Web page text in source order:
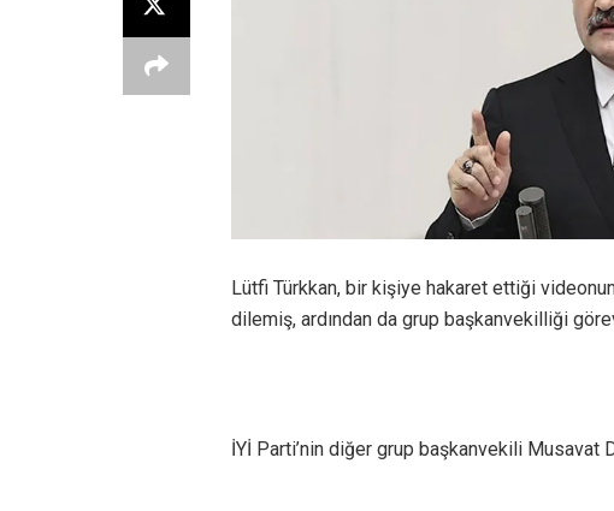
Lütfi Türkkan, bir kişiye hakaret ettiği
dilemiş, ardından da grup başkanvekilliği
İYİ Parti’nin diğer grup başkanvekili Musavat